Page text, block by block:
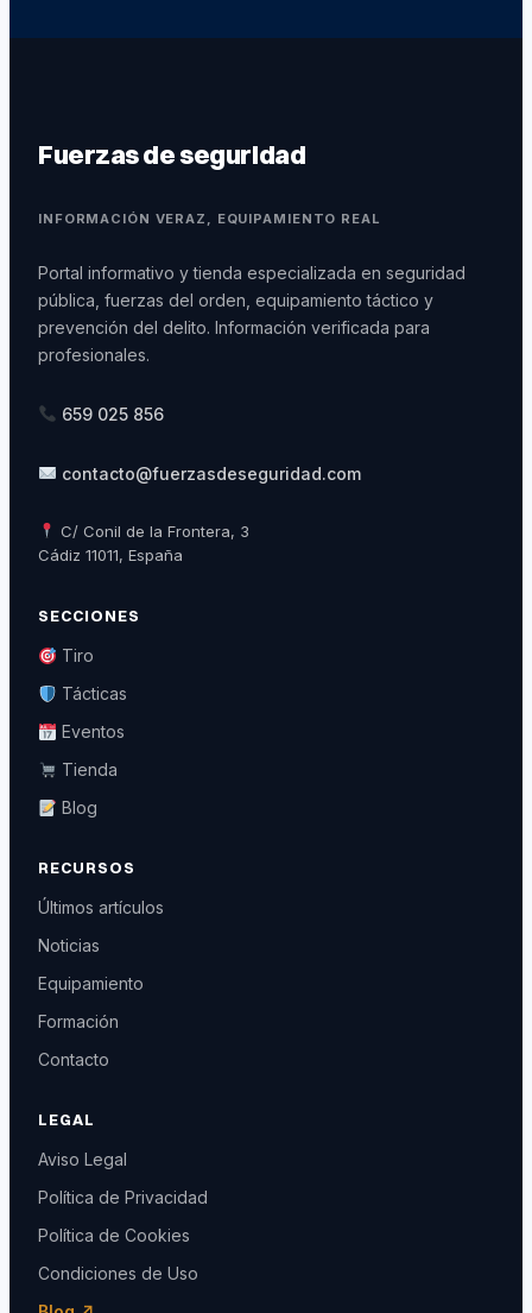
Fuerzas de seguridad
INFORMACIÓN VERAZ, EQUIPAMIENTO REAL
Portal informativo y tienda especializada en seguridad
pública, fuerzas del orden, equipamiento táctico y
prevención del delito. Información verificada para
profesionales.
659 025 856
contacto@fuerzasdeseguridad.com
C/ Conil de la Frontera, 3
Cádiz 11011, España
SECCIONES
Tiro
Tácticas
Eventos
Tienda
Blog
RECURSOS
Últimos artículos
Noticias
Equipamiento
Formación
Contacto
LEGAL
Aviso Legal
Política de Privacidad
Política de Cookies
Condiciones de Uso